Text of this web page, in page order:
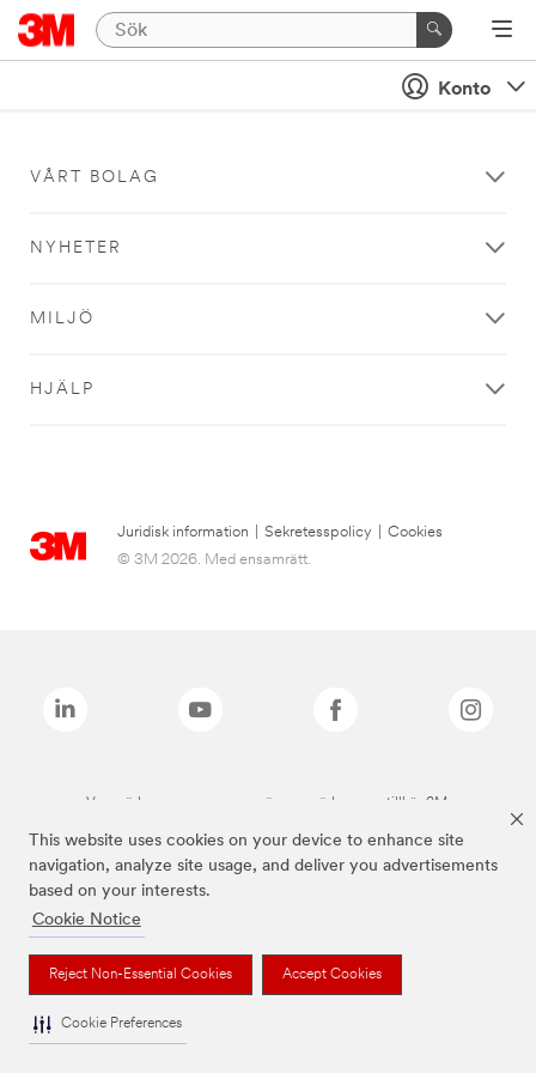
This website uses cookies on your device to enhance site
navigation, analyze site usage, and deliver you advertisements
based on your interests.
Cookie Notice
Reject Non-Essential Cookies Accept Cookies
Cookie Preferences
Konto
VÅRT BOLAG
NYHETER
MILJÖ
HJÄLP
Juridisk information Sekretesspolicy
Cookies
© 3M 2026. Med ensamrätt.
Varumärken som anges ovan är varumärken som tillhör 3M.